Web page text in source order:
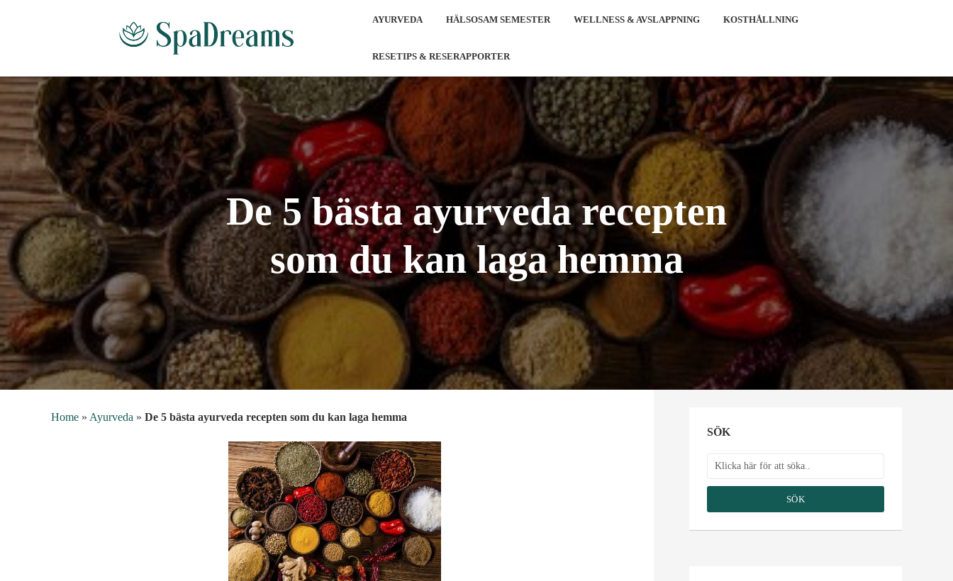
AYURVEDA HÄLSOSAM SEMESTER WELLNESS & AVSLAPPNING KOSTHÅLLNING
RESETIPS & RESERAPPORTER
De 5 bästa ayurveda recepten
som du kan laga hemma
Home » Ayurveda » De 5 bästa ayurveda recepten som du kan laga hemma
SÖK
SÖK